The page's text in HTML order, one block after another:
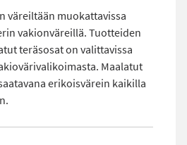
väreiltään muokattavissa
vakionväreillä. Tuotteiden
teräsosat on valittavissa
Maalatut
erikoisvärein kaikilla